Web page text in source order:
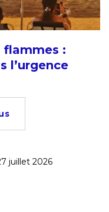
flammes :
l’urgence
juillet 2026